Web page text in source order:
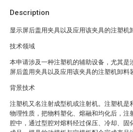
Description
显示屏后盖用夹具以及应用该夹具的注塑机
技术领域
本申请涉及一种注塑机的辅助设备，尤其是
屏后盖用夹具以及应用该夹具的注塑机卸料
背景技术
注塑机又名注射成型机或注射机。注塑机是
物理性质，把物料塑化、熔融和均化后，注
腔中，通过型腔对熔料经过保压、冷却、固